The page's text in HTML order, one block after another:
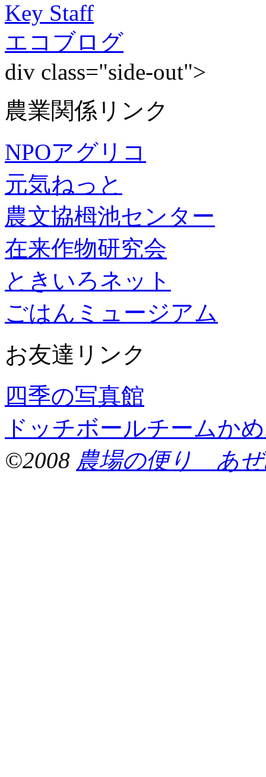
Key Staff
エコブログ
div class="side-out">
農業関係リンク
NPOアグリコ
元気ねっと
農文協栂池センター
在来作物研究会
ときいろネット
ごはんミュージアム
お友達リンク
四季の写真館
ドッチボールチームか
©2008 農場の便り あぜ